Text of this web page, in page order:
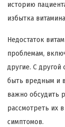
историю
избытка
Недостаток
проблемам,
другие. С
быть вредным и
важно обсудить
рассмотреть их
симптомов.